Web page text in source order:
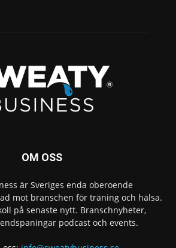
OM OSS
är Sveriges enda oberoende
mot branschen för träning och hälsa.
på senaste nytt. Branschnyheter,
podcast och events.